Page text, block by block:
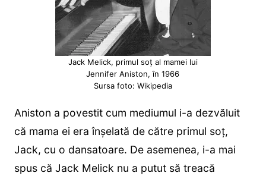
Jack Melick, primul soț al mamei lui
Jennifer Aniston, în 1966
Sursa foto: Wikipedia
Aniston a povestit cum mediumul i-a dezvăluit
că mama ei era înșelată de către primul soț,
Jack, cu o dansatoare. De asemenea, i-a mai
spus că Jack Melick nu a putut să treacă